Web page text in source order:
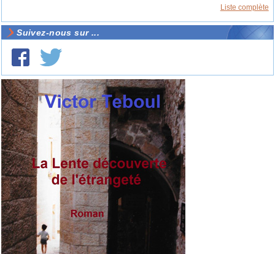
Liste complète
Suivez-nous sur ...